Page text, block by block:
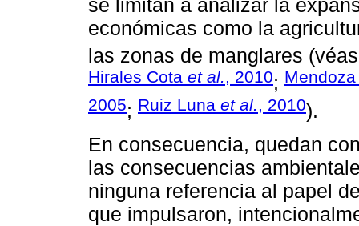
se limitan a analizar la
económicas como la
las zonas de manglares
Hirales Cota et al., 2010;
2005; Ruiz Luna et al. , 2010).
En consecuencia, quedan
las consecuencias
ninguna referencia al papel
que impulsaron,